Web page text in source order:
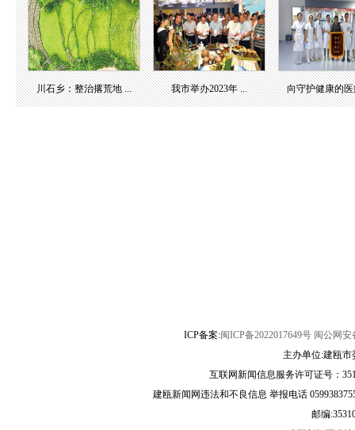
川石乡：整治撂荒地 ... 我市举办2023年 ... 向守护健康的医
ICP备案:闽ICP备2022017649号 闽公网安
主办单位:建瓯
互联网新闻信息服务许可证号：
建瓯新闻网违法和不良信息 举报电话
邮编